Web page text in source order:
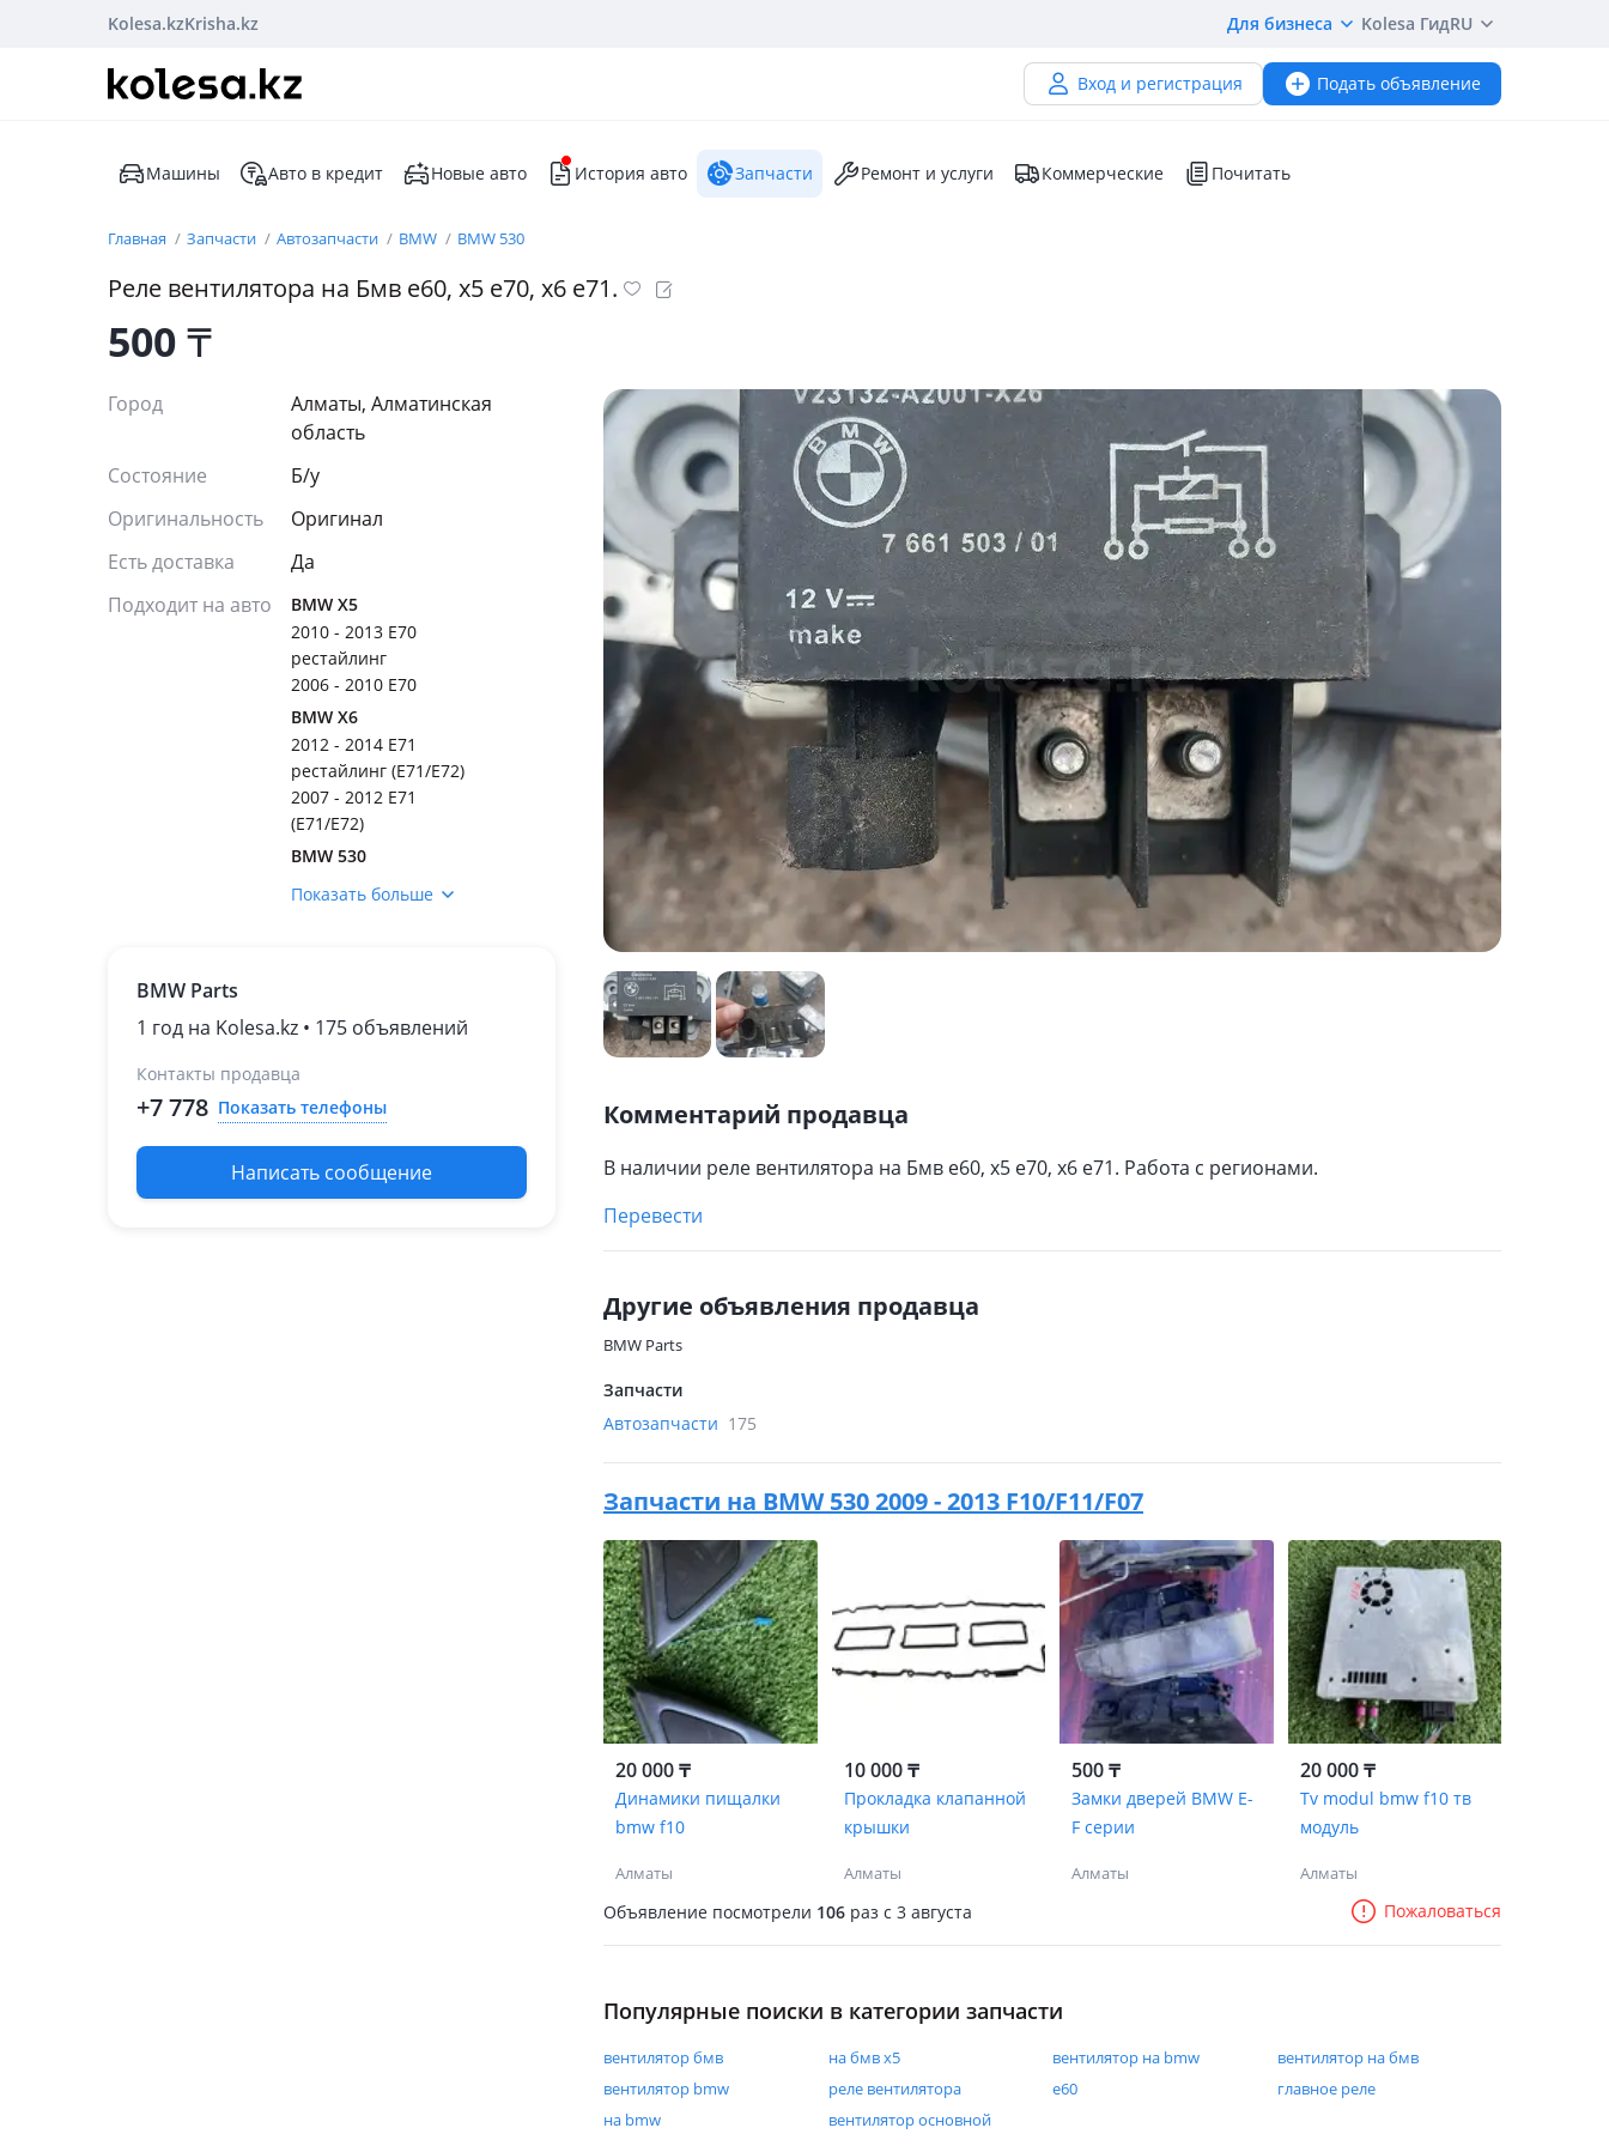
Kolesa.kzKrisha.kz Для бизнеса Kolesa ГидRU
Вход и регистрация Подать объявление
Машины Авто в кредит Новые авто История авто Запчасти Ремонт и услуги Коммерческие Почитать
Главная Запчасти Автозапчасти BMW BMW 530
Реле вентилятора на Бмв е60, х5 е70, х6 е71.
500₸
Город
Алматы, Алматинская
область
Состояние
Б/y
Оригинальность
Оригинал
Есть доставка
Да
Подходит на авто
BMW X5
2010 - 2013 E70
рестайлинг
2006 - 2010 E70
BMW X6
2012 - 2014 E71
рестайлинг (E71/E72)
2007 - 2012 E71
(E71/E72)
BMW 530
2009 - 2013 F10/F11/F07
Показать больше
BMW Parts
1 год на Kolesa.kz • 175 объявлений
Контакты продавца
+7 778 Показать телефоны
Написать сообщение
Комментарий продавца
В наличии реле вентилятора на Бмв е60, х5 е70, х6 е71. Работа с регионами.
Перевести
Другие объявления продавца
BMW Parts
Запчасти
Автозапчасти 175
Запчасти на BMW 530 2009 - 2013 F10/F11/F07
20 000 ₸
Динамики пищалки
bmw f10
Алматы
10 000 ₸
Прокладка клапанной
крышки
Алматы
500 ₸
Замки дверей BMW E-
F серии
Алматы
20 000 ₸
Tv modul bmw f10 тв
модуль
Алматы
Объявление посмотрели 106 раз c 3 августа Пожаловаться
Популярные поиски в категории запчасти
вентилятор бмв на бмв х5 вентилятор на bmw
вентилятор на бмв
вентилятор bmw
реле вентилятора е60
главное реле
на bmw
вентилятор основной